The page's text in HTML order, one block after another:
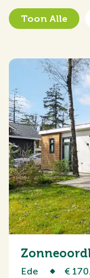
Toon Alle
Ede €